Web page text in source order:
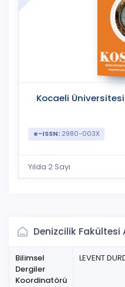
Kocaeli
e-ISSN:2980-003X
Yılda 2 Sayı
Denizcilik Fakültesi
Bilimsel
Dergiler
Koordinatörü
LEVENT